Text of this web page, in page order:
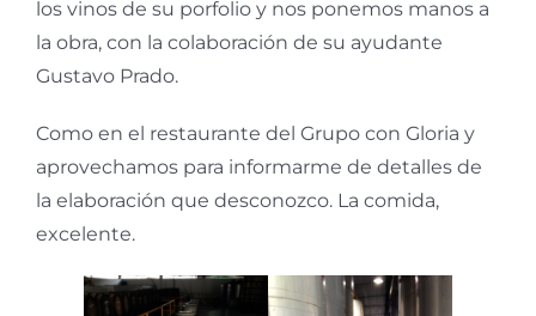
los vinos de su porfolio y nos ponemos manos a
la obra, con la colaboración de su ayudante
Gustavo Prado.
Como en el restaurante del Grupo con Gloria y
aprovechamos para informarme de detalles de
la elaboración que desconozco. La comida,
excelente.